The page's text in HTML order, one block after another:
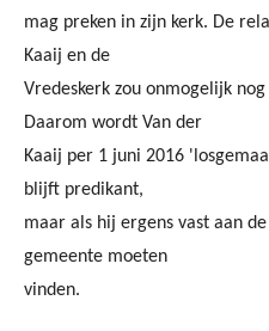
mag preken in zijn kerk. De
Kaaij en de
Vredeskerk zou onmogelijk
Daarom wordt Van der
Kaaij per 1 juni 2016
blijft predikant,
maar als hij ergens vast aan
gemeente moeten
vinden.